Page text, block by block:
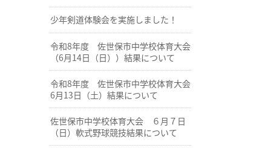
少年剣道体験会を実施しました！
令和8年度 佐世保市中学校体育大会
（6月14日（日））結果について
令和8年度 佐世保市中学校体育大会
6月13日（土）結果について
佐世保市中学校体育大会 ６月７日
（日）軟式野球競技結果について